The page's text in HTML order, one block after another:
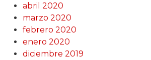
abril 2020
marzo 2020
febrero 2020
enero 2020
diciembre 2019